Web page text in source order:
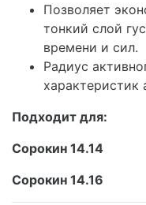
Позволяет
тонкий слой
времени и сил.
Радиус
характеристик
Подходит для:
Сорокин 14.14
Сорокин 14.16